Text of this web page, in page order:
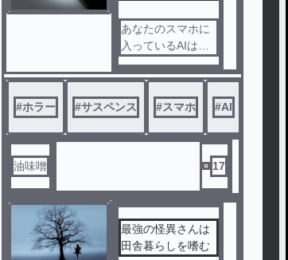
あなたのスマホに
入っているAIは、
本当にただのプロ
グラムですか？
高校生の理久が手
に入れたAIアプリ
『Pal』。
雑談相手として重
ていない「今日の
出来事」や「部屋
#ホラー #サスペンス #スマホ #AI
油味噌 17
最強の怪異さんは
田舎暮らしを嗜む